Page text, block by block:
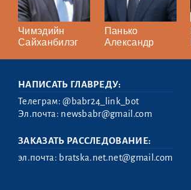
Чимэдийн
Сайханбилэг
Панько
Александр
НАПИСАТЬ ГЛАВРЕДУ:
Телеграм:@babr24_link_bot
Эл.почта: newsbabr@gmail.com
ЗАКАЗАТЬ РАССЛЕДОВАНИЕ:
эл.почта: bratska.net.net@gmail.com